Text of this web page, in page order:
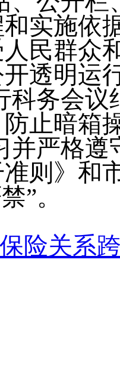
实施依
民群众
透明运
科务会
止暗箱
并严格
则》和
”。
险关系